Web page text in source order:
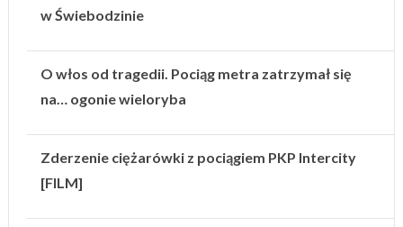
w Świebodzinie
O włos od tragedii. Pociąg metra zatrzymał się
na… ogonie wieloryba
Zderzenie ciężarówki z pociągiem PKP Intercity
[FILM]